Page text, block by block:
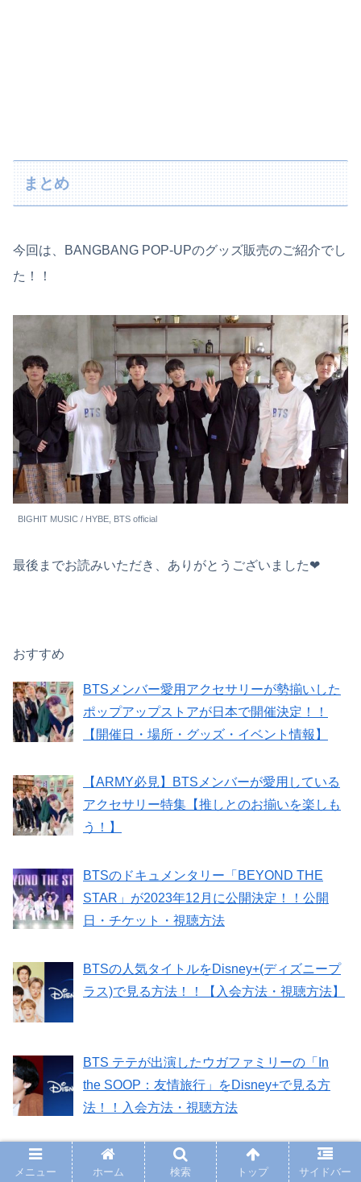
まとめ
今回は、BANGBANG POP-UPのグッズ販売のご紹介でし
た！！
BIGHIT MUSIC / HYBE, BTS official
最後までお読みいただき、ありがとうございました❤︎
おすすめ
BTSメンバー愛用アクセサリーが勢揃いした
ポップアップストアが日本で開催決定！！
【開催日・場所・グッズ・イベント情報】
【ARMY必見】BTSメンバーが愛用している
アクセサリー特集【推しとのお揃いを楽しも
う！】
BTSのドキュメンタリー「BEYOND THE
STAR」が2023年12月に公開決定！！公開
日・チケット・視聴方法
BTSの人気タイトルをDisney+(ディズニープ
ラス)で見る方法！！【入会方法・視聴方法】
BTS テテが出演したウガファミリーの「In
the SOOP：友情旅行」をDisney+で見る方
法！！入会方法・視聴方法
新着記事
BTSがイギリスの人気番組「Very
メニュー ホーム 検索 トップ サイドバー